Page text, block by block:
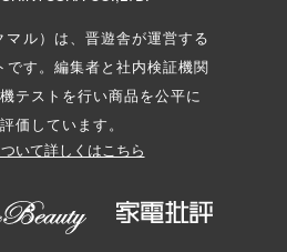
ル）は、晋遊舎が運営する
です。編集者と社内検証機関
テストを行い商品を公平に
価しています。
いて詳しくはこちら